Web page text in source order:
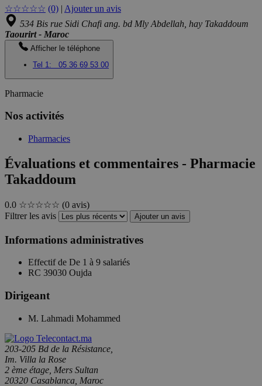
☆☆☆☆☆ (0) | Ajouter un avis
534 Bis rue Sidi Chafi ang. bd Mly Abdellah, hay Takaddoum
Taourirt - Maroc
Afficher le téléphone
Tel 1:
05 36 69 53 00
Pharmacie
Nos activités
Pharmacies
Évaluations et commentaires - Pharmacie
Takaddoum
0.0 ☆☆☆☆☆ (0 avis)
Filtrer les avis
Ajouter un avis
Informations administratives
Effectif de De 1 à 9 salariés
RC 39030 Oujda
Dirigeant
M. Lahmadi Mohammed
203-205 Bd de la Résistance,
Im. Villa la Rose
2 ème étage, Mers Sultan
20320 Casablanca, Maroc